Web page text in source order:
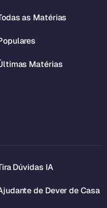
as Matérias
Matérias
Dúvidas IA
de Dever de Casa